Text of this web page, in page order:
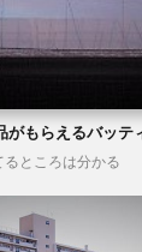
もらえるバッテ
るところは分かる